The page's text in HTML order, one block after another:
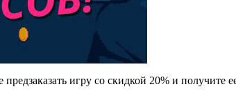
игру со скидкой 20% и получите